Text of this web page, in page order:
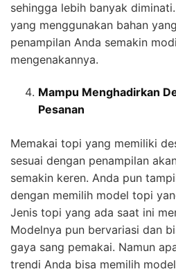
sehingga lebih banyak
yang menggunakan bahan
penampilan Anda semakin
mengenakannya.
Mampu Menghadirkan
Pesanan
Memakai topi yang memiliki
sesuai dengan penampilan
semakin keren. Anda pun
dengan memilih model topi
Jenis topi yang ada saat ini
Modelnya pun bervariasi dan
gaya sang pemakai. Namun
trendi Anda bisa memilih